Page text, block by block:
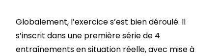
Globalement, l’exercice s’est bien déroulé. Il
s’inscrit dans une première série de 4
entraînements en situation réelle, avec mise à